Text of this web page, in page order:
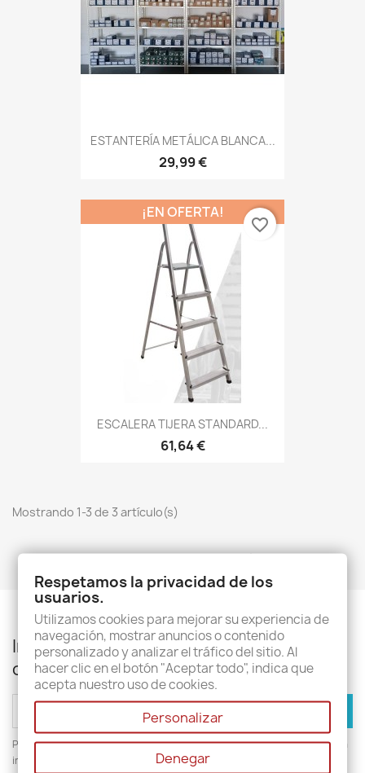
ESTANTERÍA METÁLICA BLANCA...
29,99 €
ESCALERA TIJERA STANDARD...
61,64 €
¡EN OFERTA!
favorite_border
Mostrando 1-3 de 3 artículo(s)
Volver arriba
Infórmese de nuestras últimas noticias y
ofertas especiales
Puede darse de baja en cualquier momento. Para ello, consulte nuestra
información de contacto en el aviso legal.
Respetamos la privacidad de los
usuarios.
Utilizamos cookies para mejorar su experiencia de
navegación, mostrar anuncios o contenido
personalizado y analizar el tráfico del sitio. Al
hacer clic en el botón "Aceptar todo", indica que
acepta nuestro uso de cookies.
Personalizar
Denegar